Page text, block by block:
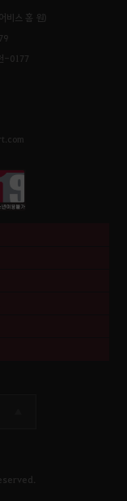
비스 홈 원)
-0177